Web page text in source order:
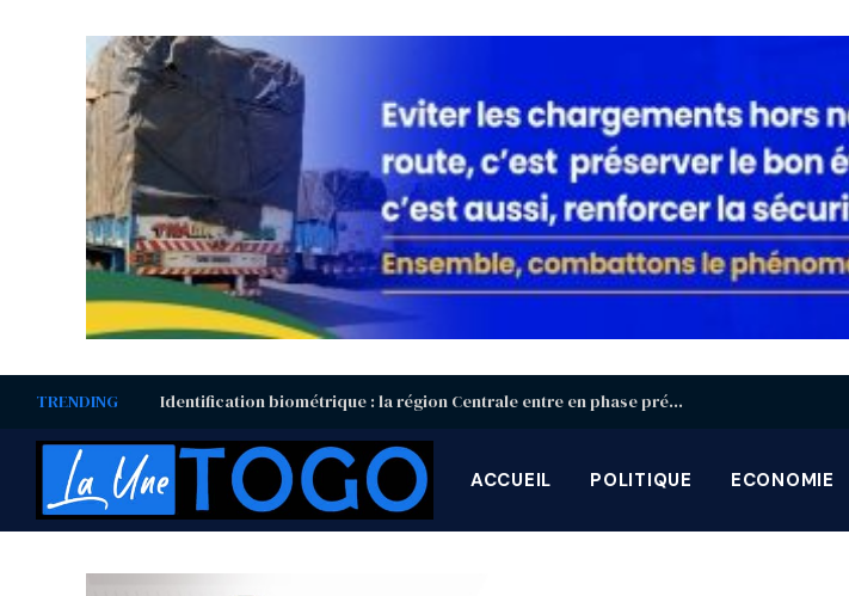
TRENDING Identification biométrique : la région Centrale entre en phase préparatoire avant la grande campagne d’août-septembre
ACCUEIL POLITIQUE ECONOMIE